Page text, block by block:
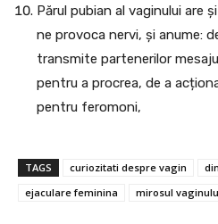
Părul pubian al vaginului are
ne provoca nervi, și anume:
transmite partenerilor
pentru a procrea, de a
pentru feromoni,
TAGS curiozitati despre vagin
ejaculare feminina
mirosul